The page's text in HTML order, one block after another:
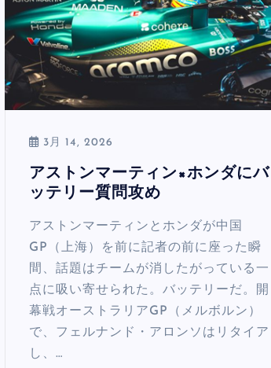
3月 14, 2026
アストンマーティン×ホンダにバ
ッテリー質問攻め
アストンマーティンとホンダが中国
GP（上海）を前に記者の前に座った瞬
間、話題はチームが消したがっている一
点に吸い寄せられた。バッテリーだ。開
幕戦オーストラリアGP（メルボルン）
で、フェルナンド・アロンソはリタイア
し、…